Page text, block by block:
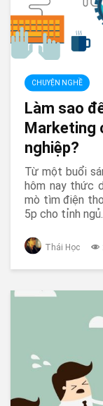
CHUYỆN NGHỀ
Làm sao
Marketing
nghiệp?
Từ một buổi
hôm nay thức
mò tìm điện
5p cho tỉnh ngủ.
Thái Học